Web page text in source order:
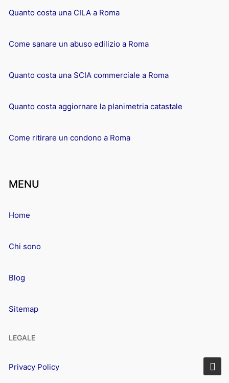
Quanto costa una CILA a Roma
Come sanare un abuso edilizio a Roma
Quanto costa una SCIA commerciale a Roma
Quanto costa aggiornare la planimetria catastale
Come ritirare un condono a Roma
MENU
Home
Chi sono
Blog
Sitemap
LEGALE
Privacy Policy